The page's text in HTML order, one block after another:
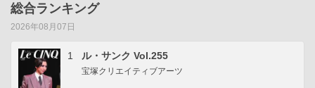
総合ランキング
2026年08月07日
1 ル・サンク Vol.255
宝塚クリエイティブアーツ